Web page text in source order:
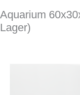
Aquarium
Lager)